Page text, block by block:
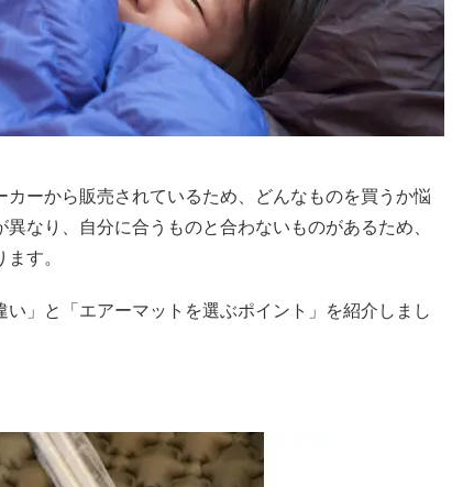
ーから販売されているため、どんなものを買うか悩
なり、自分に合うものと合わないものがあるため、
す。
」と「エアーマットを選ぶポイント」を紹介しまし